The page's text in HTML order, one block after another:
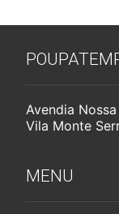
Avendia
Vila Monte
MENU